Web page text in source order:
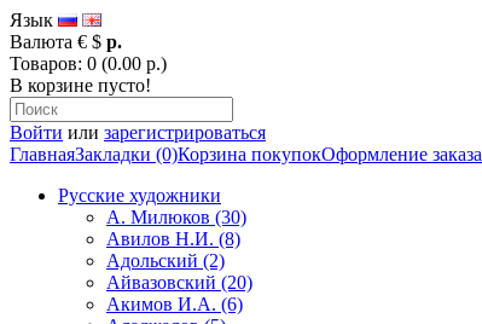
Язык
Валюта € $ р.
Товаров: 0 (0.00 р.)
В корзине пусто!
Войти или зарегистрироваться
ГлавнаяЗакладки (0)Корзина покупокОформление заказа
Русские художники
А. Милюков (30)
Авилов Н.И. (8)
Адольский (2)
Айвазовский (20)
Акимов И.А. (6)